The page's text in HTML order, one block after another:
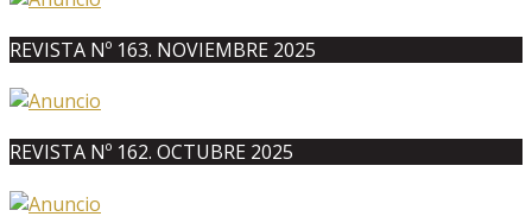
REVISTA Nº 163. NOVIEMBRE 2025
REVISTA Nº 162. OCTUBRE 2025